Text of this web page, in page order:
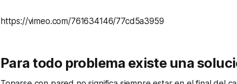
https://vimeo.com/761634146/77cd5a3959
Para todo problema existe una